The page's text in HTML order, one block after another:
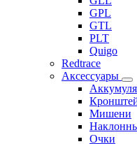
GPL
GTL
PLT
Quigo
Redtrace
Аксессуары
Мишени
Очки